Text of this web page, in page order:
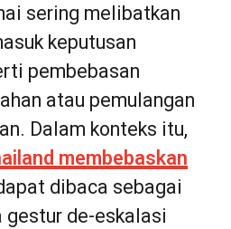
sering melibatkan
keputusan
pembebasan
atau pemulangan
Dalam konteks itu,
membebaskan
dibaca sebagai
gestur de-eskalasi